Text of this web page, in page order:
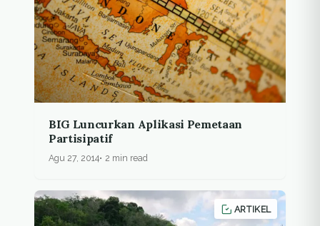
BIG Luncurkan Aplikasi Pemetaan
Partisipatif
Agu 27, 2014 2 min read
ARTIKEL